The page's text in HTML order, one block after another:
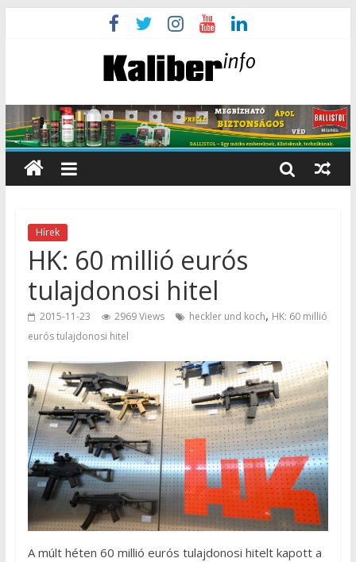
Hírek
HK: 60 millió eurós
tulajdonosi hitel
2015-11-23 2969 Views heckler und koch, HK: 60 millió
eurós tulajdonosi hitel
A múlt héten 60 millió eurós tulajdonosi hitelt kapott a